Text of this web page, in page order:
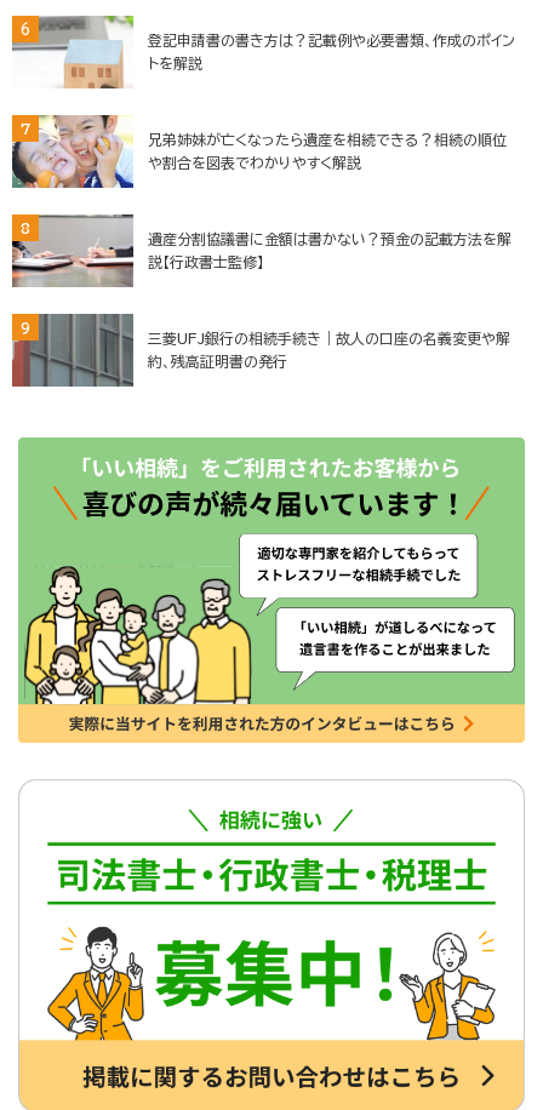
6
登記申請書の書き方は？記載例や必要書類、作成のポイン
トを解説
7
兄弟姉妹が亡くなったら遺産を相続できる？相続の順位
や割合を図表でわかりやすく解説
8
遺産分割協議書に金額は書かない？預金の記載方法を解
説【行政書士監修】
9
三菱UFJ銀行の相続手続き｜故人の口座の名義変更や解
約、残高証明書の発行